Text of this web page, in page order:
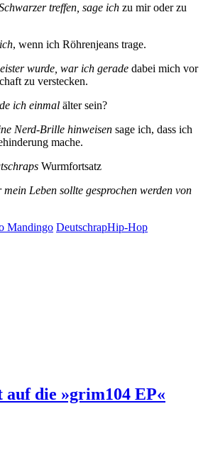
treffen, sage ich zu mir oder zu
, wenn ich Röhrenjeans trage.
wurde, war ich gerade dabei mich vor
zu verstecken.
ich einmal älter sein?
Nerd-Brille hinweisen sage ich, dass ich
mache.
Wurmfortsatz
Leben sollte gesprochen werden von
Mandingo DeutschrapHip-Hop
die »grim104 EP«